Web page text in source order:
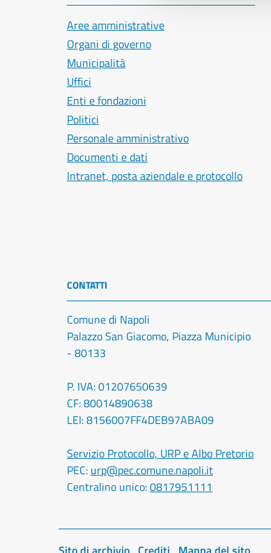
Aree amministrative
Organi di governo
Municipalità
Uffici
Enti e fondazioni
Politici
Personale amministrativo
Documenti e dati
Intranet, posta aziendale e protocollo
CONTATTI
Comune di Napoli
Palazzo San Giacomo, Piazza Municipio
- 80133
P. IVA: 01207650639
CF: 80014890638
LEI: 8156007FF4DEB97ABA09
Servizio Protocollo, URP e Albo Pretorio
PEC: urp@pec.comune.napoli.it
Centralino unico:0817951111